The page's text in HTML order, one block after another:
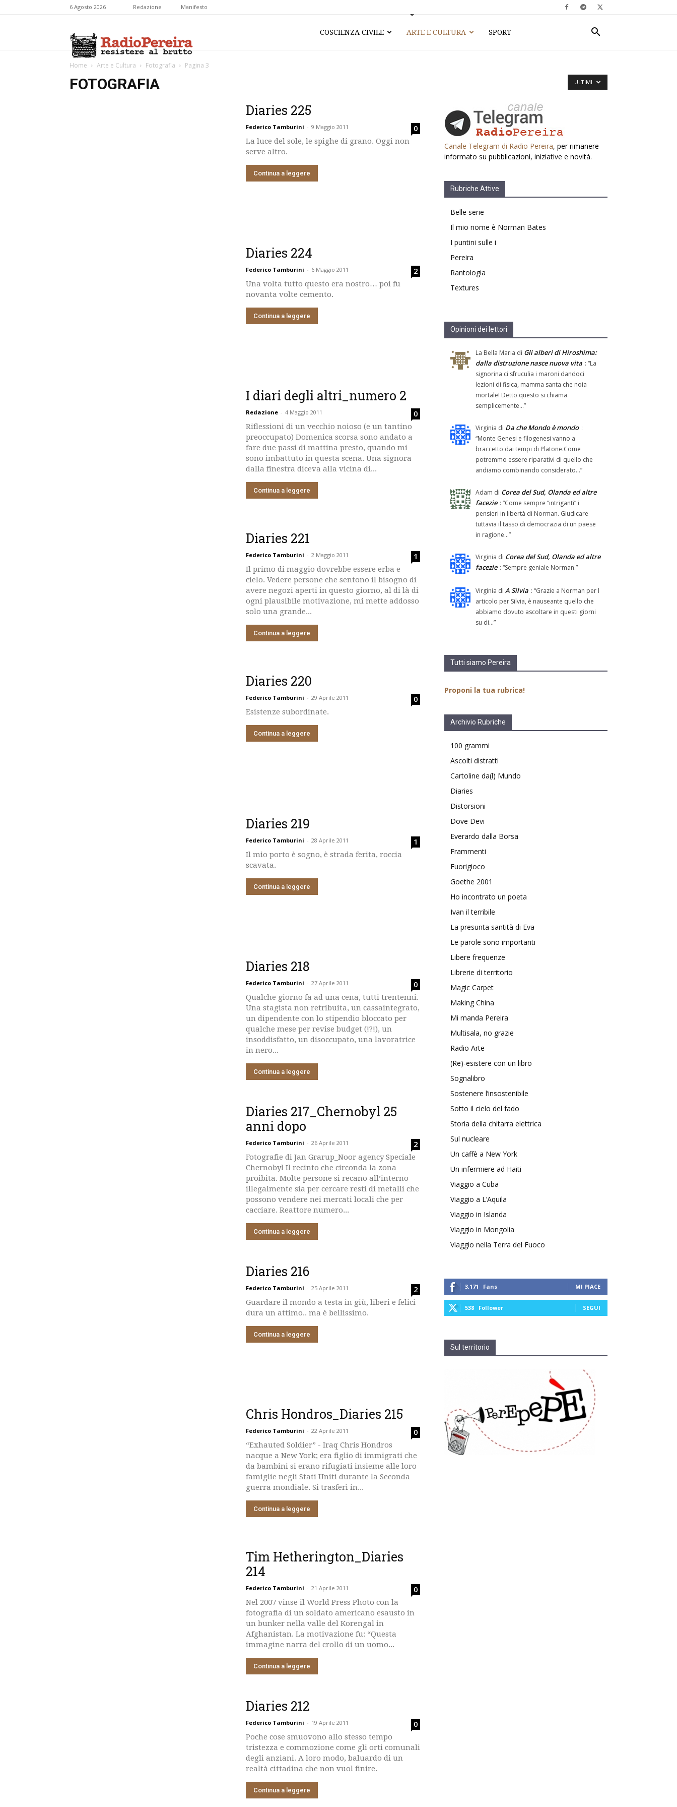
6 Agosto 2026 Redazione Manifesto
COSCIENZA CIVILE ARTE E CULTURA SPORT
Home Arte e Cultura Fotografia Pagina 3
FOTOGRAFIA ULTIMI
Diaries 225
Federico Tamburini - 9 Maggio 2011 0
La luce del sole, le spighe di grano. Oggi non
serve altro.
Continua a leggere
Diaries 224
Federico Tamburini - 6 Maggio 2011 2
Una volta tutto questo era nostro… poi fu
novanta volte cemento.
Continua a leggere
I diari degli altri_numero 2
Redazione - 4 Maggio 2011 0
Riflessioni di un vecchio noioso (e un tantino
preoccupato) Domenica scorsa sono andato a
fare due passi di mattina presto, quando mi
sono imbattuto in questa scena. Una signora
dalla finestra diceva alla vicina di...
Continua a leggere
Diaries 221
Federico Tamburini - 2 Maggio 2011 1
Il primo di maggio dovrebbe essere erba e
cielo. Vedere persone che sentono il bisogno di
avere negozi aperti in questo giorno, al di là di
ogni plausibile motivazione, mi mette addosso
solo una grande...
Continua a leggere
Diaries 220
Federico Tamburini - 29 Aprile 2011 0
Esistenze subordinate.
Continua a leggere
Diaries 219
Federico Tamburini - 28 Aprile 2011 1
Il mio porto è sogno, è strada ferita, roccia
scavata.
Continua a leggere
Diaries 218
Federico Tamburini - 27 Aprile 2011 0
Qualche giorno fa ad una cena, tutti trentenni.
Una stagista non retribuita, un cassaintegrato,
un dipendente con lo stipendio bloccato per
qualche mese per revise budget (!?!), un
insoddisfatto, un disoccupato, una lavoratrice
in nero...
Continua a leggere
Diaries 217_Chernobyl 25
anni dopo
Federico Tamburini - 26 Aprile 2011 2
Fotografie di Jan Grarup_Noor agency Speciale
Chernobyl Il recinto che circonda la zona
proibita. Molte persone si recano all’interno
illegalmente sia per cercare resti di metalli che
possono vendere nei mercati locali che per
cacciare. Reattore numero...
Continua a leggere
Diaries 216
Federico Tamburini - 25 Aprile 2011 2
Guardare il mondo a testa in giù, liberi e felici
dura un attimo.. ma è bellissimo.
Continua a leggere
Chris Hondros_Diaries 215
Federico Tamburini - 22 Aprile 2011 0
“Exhauted Soldier” - Iraq Chris Hondros
nacque a New York; era figlio di immigrati che
da bambini si erano rifugiati insieme alle loro
famiglie negli Stati Uniti durante la Seconda
guerra mondiale. Si trasferì in...
Continua a leggere
Tim Hetherington_Diaries
214
Federico Tamburini - 21 Aprile 2011 0
Nel 2007 vinse il World Press Photo con la
fotografia di un soldato americano esausto in
un bunker nella valle del Korengal in
Afghanistan. La motivazione fu: “Questa
immagine narra del crollo di un uomo...
Continua a leggere
Diaries 212
Federico Tamburini - 19 Aprile 2011 0
Poche cose smuovono allo stesso tempo
tristezza e commozione come gli orti comunali
degli anziani. A loro modo, baluardo di un
realtà cittadina che non vuol finire.
Continua a leggere
Canale Telegram di Radio Pereira, per rimanere
informato su pubblicazioni, iniziative e novità.
Rubriche Attive
Belle serie
Il mio nome è Norman Bates
I puntini sulle i
Pereira
Rantologia
Textures
Opinioni dei lettori
La Bella Maria di Gli alberi di Hiroshima:
dalla distruzione nasce nuova vita : “La
signorina ci sfruculia i maroni dandoci
lezioni di fisica, mamma santa che noia
mortale! Detto questo si chiama
semplicemente…”
Virginia di Da che Mondo è mondo :
“Monte Genesi e filogenesi vanno a
braccetto dai tempi di Platone.Come
potremmo essere riparativi di quello che
andiamo combinando considerato…”
Adam di Corea del Sud, Olanda ed altre
facezie : “Come sempre “intriganti” i
pensieri in libertà di Norman. Giudicare
tuttavia il tasso di democrazia di un paese
in ragione…”
Virginia di Corea del Sud, Olanda ed altre
facezie : “Sempre geniale Norman.”
Virginia di A Silvia : “Grazie a Norman per l
articolo per Silvia, è nauseante quello che
abbiamo dovuto ascoltare in questi giorni
su di…”
Tutti siamo Pereira
Proponi la tua rubrica!
Archivio Rubriche
100 grammi
Ascolti distratti
Cartoline da(l) Mundo
Diaries
Distorsioni
Dove Devi
Everardo dalla Borsa
Frammenti
Fuorigioco
Goethe 2001
Ho incontrato un poeta
Ivan il terribile
La presunta santità di Eva
Le parole sono importanti
Libere frequenze
Librerie di territorio
Magic Carpet
Making China
Mi manda Pereira
Multisala, no grazie
Radio Arte
(Re)-esistere con un libro
Sognalibro
Sostenere l’insostenibile
Sotto il cielo del fado
Storia della chitarra elettrica
Sul nucleare
Un caffè a New York
Un infermiere ad Haiti
Viaggio a Cuba
Viaggio a L’Aquila
Viaggio in Islanda
Viaggio in Mongolia
Viaggio nella Terra del Fuoco
3,171 Fans MI PIACE
538 Follower SEGUI
Sul territorio